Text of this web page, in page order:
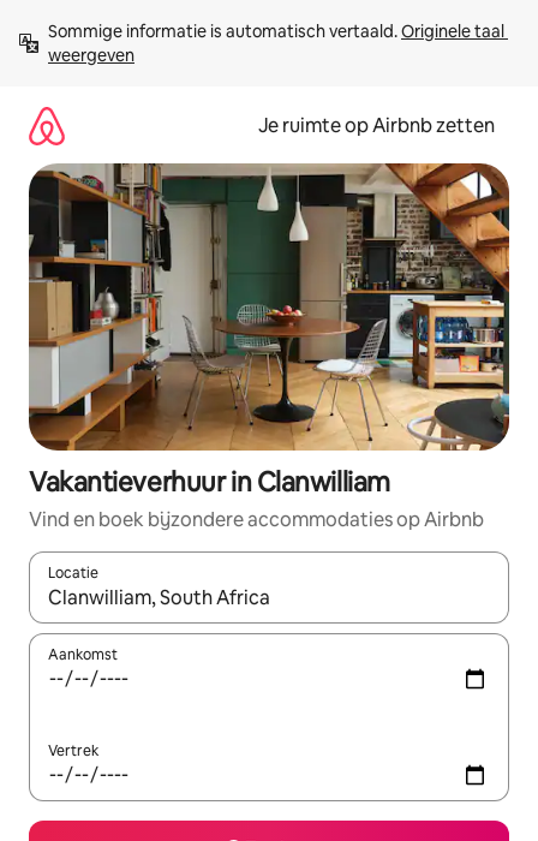
direct
naar
Sommige informatie is automatisch vertaald. Originele taal
weergeven
Je ruimte op Airbnb zetten
Vakantieverhuur in Clanwilliam
Vind en boek bijzondere accommodaties op Airbnb
Locatie
Wanneer er suggesties beschikbaar zijn, maak je een keuze
Aankomst
Vertrek